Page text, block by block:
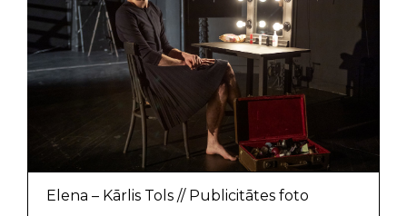
Elena – Kārlis Tols // Publicitātes foto